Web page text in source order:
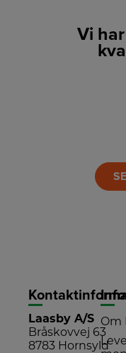
Vi
Laasby A/S
Bråskovvej 63
8783 Hornsyld
Om